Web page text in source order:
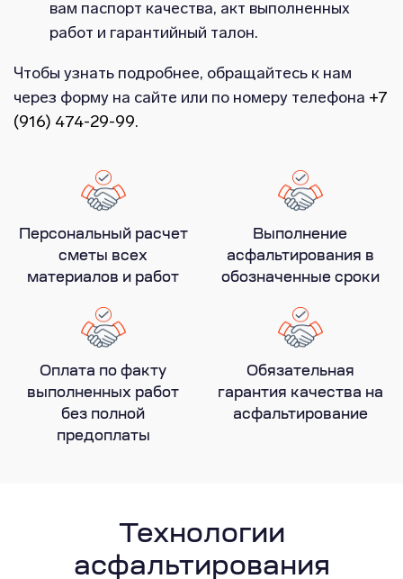
вам паспорт качества, акт выполненных
работ и гарантийный талон.
Чтобы узнать подробнее, обращайтесь к нам
через форму на сайте или по номеру телефона +7
(916) 474-29-99.
Персональный расчет
сметы всех
материалов и работ
Выполнение
асфальтирования в
обозначенные сроки
Оплата по факту
выполненных работ
без полной
предоплаты
Обязательная
гарантия качества на
асфальтирование
Технологии
асфальтирования